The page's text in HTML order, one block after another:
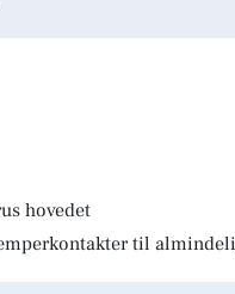
hovedet
til